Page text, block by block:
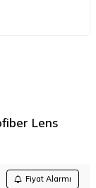
Lens
Fiyat Alarmı